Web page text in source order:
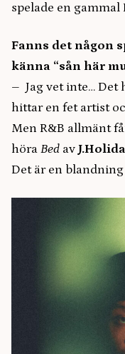
spelade en gammal
Fanns det någon
känna “sån här
– Jag vet inte… Det
hittar en fet artist
Men R&B allmänt
höra Bed av
Det är en